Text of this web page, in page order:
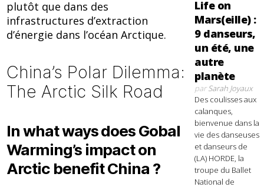
plutôt que dans des
infrastructures d’extraction
d’énergie dans l’océan Arctique.
China’s Polar Dilemma:
The Arctic Silk Road
In what ways does Gobal
Warming’s impact on
Arctic benefit China ?
Life on
Mars(eille) :
9 danseurs,
un été, une
autre
planète
parSarah Joyaux
Des coulisses aux
calanques,
bienvenue dans la
vie des danseuses
et danseurs de
(LA) HORDE, la
troupe du Ballet
National de